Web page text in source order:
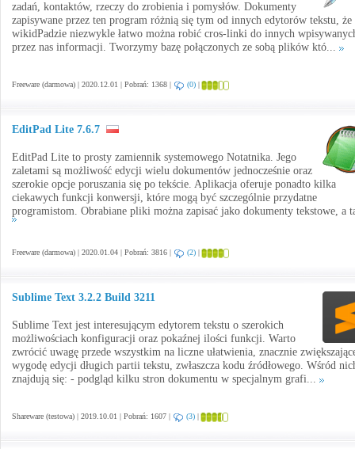
zadań, kontaktów, rzeczy do zrobienia i pomysłów. Dokumenty
zapisywane przez ten program różnią się tym od innych edytorów tekstu, że
wikidPadzie niezwykle łatwo można robić cros-linki do innych
przez nas informacji. Tworzymy bazę połączonych ze sobą plików któ...
Freeware (darmowa) | 2020.12.01 | Pobrań: 1368 | (0) |
EditPad Lite 7.6.7
EditPad Lite to prosty zamiennik systemowego Notatnika. Jego
zaletami są możliwość edycji wielu dokumentów jednocześnie oraz
szerokie opcje poruszania się po tekście. Aplikacja oferuje ponadto kilka
ciekawych funkcji konwersji, które mogą być szczególnie przydatne
programistom. Obrabiane pliki można zapisać jako dokumenty tekstowe, a
Freeware (darmowa) | 2020.01.04 | Pobrań: 3816 | (2) |
Sublime Text 3.2.2 Build 3211
Sublime Text jest interesującym edytorem tekstu o szerokich
możliwościach konfiguracji oraz pokaźnej ilości funkcji. Warto
zwrócić uwagę przede wszystkim na liczne ułatwienia, znacznie
wygodę edycji długich partii tekstu, zwłaszcza kodu źródłowego. Wśród
znajdują się: - podgląd kilku stron dokumentu w specjalnym grafi...
Shareware (testowa) | 2019.10.01 | Pobrań: 1607 | (3) |